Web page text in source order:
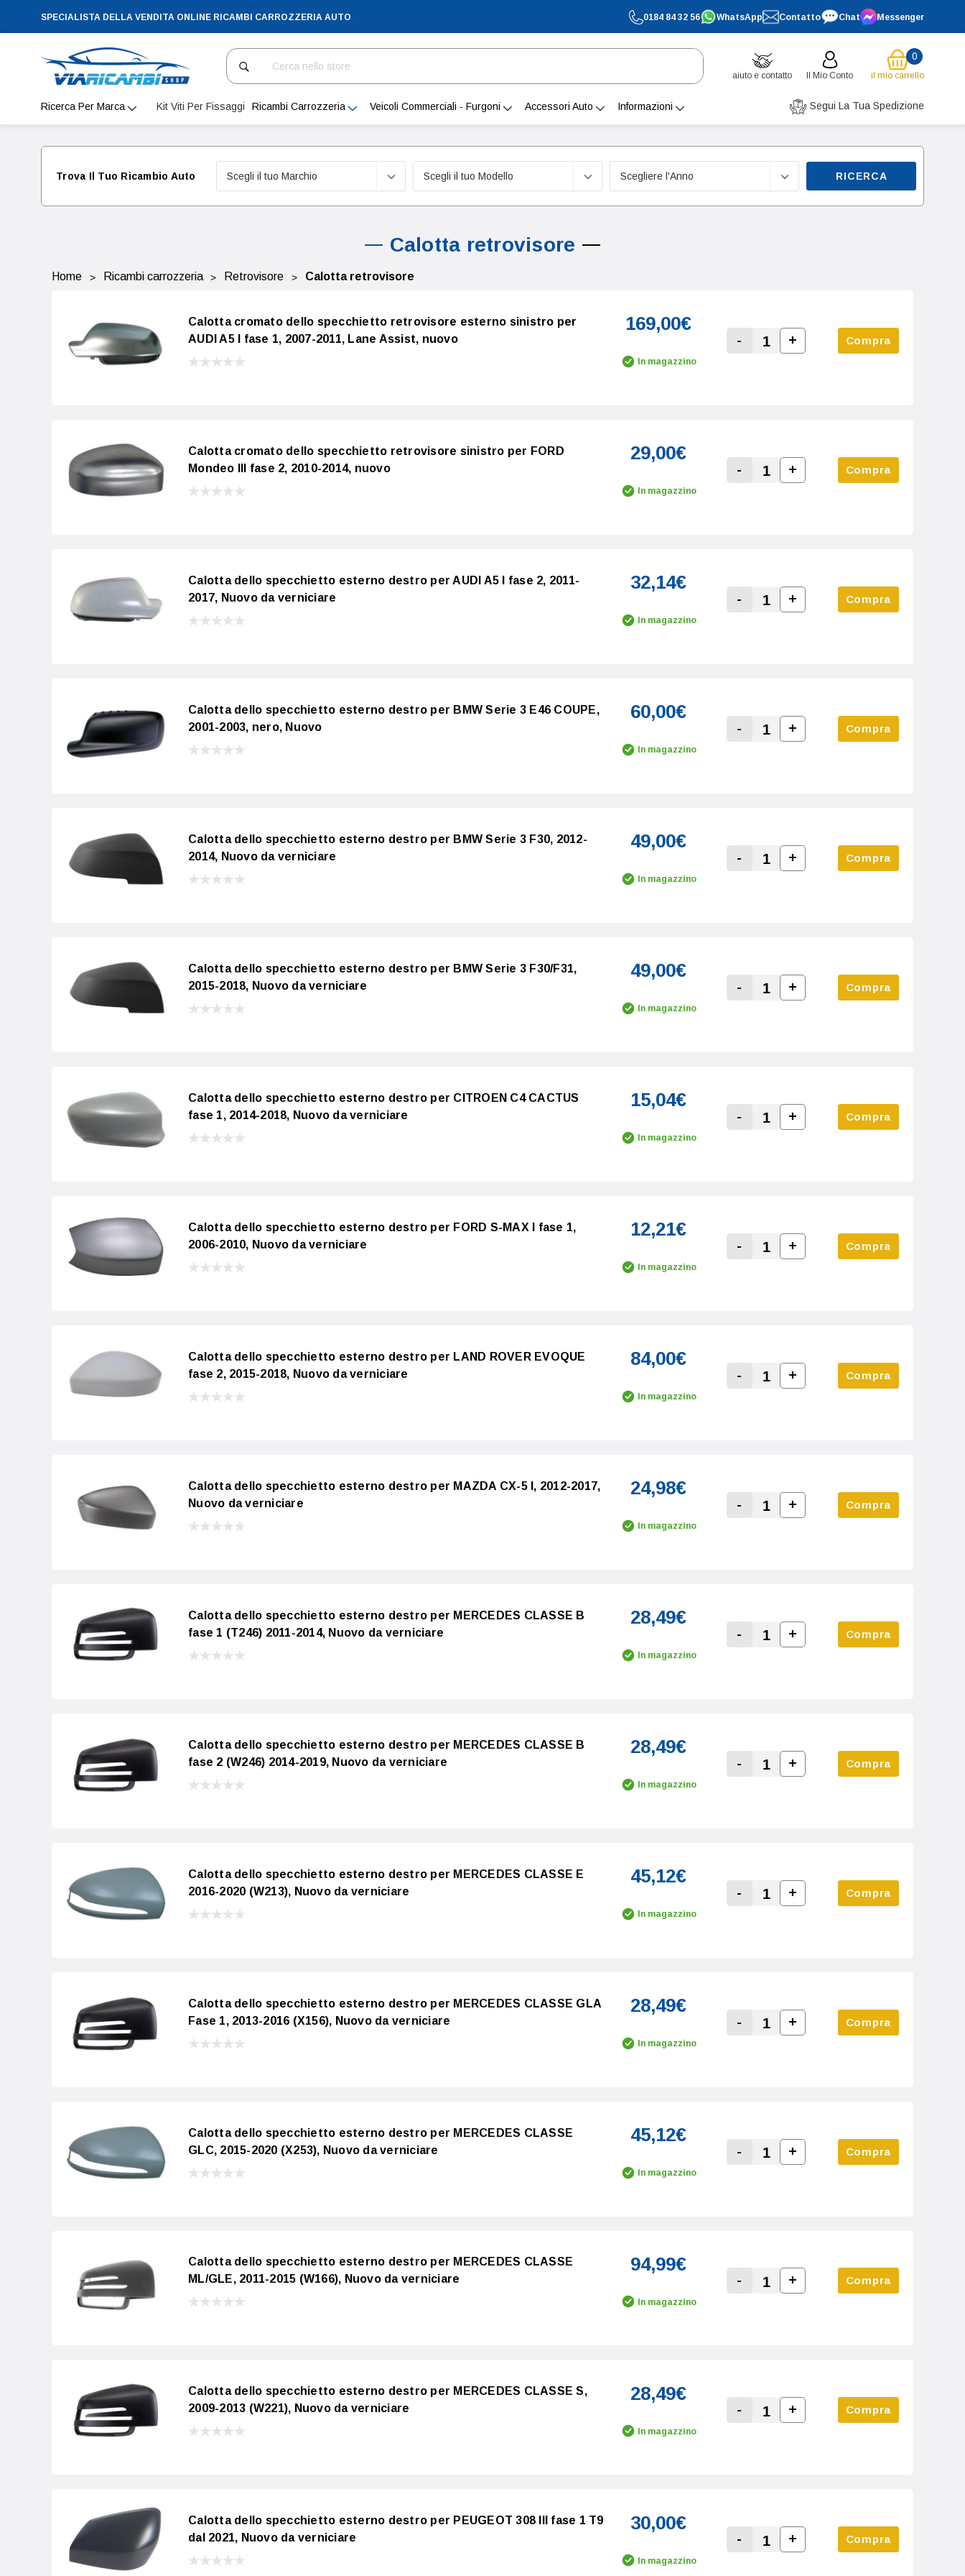
SPECIALISTA DELLA VENDITA ONLINE RICAMBI CARROZZERIA AUTO 0184 84 32 56 WhatsApp Contatto Chat Messenger
Cerca
aiuto e contatto Il Mio Conto
0
il mio carrello
Ricerca Per Marca Kit Viti Per Fissaggi Ricambi Carrozzeria Veicoli Commerciali - Furgoni Accessori Auto Informazioni Segui La Tua Spedizione
Trova Il Tuo Ricambio Auto RICERCA
Calotta retrovisore
Home Ricambi carrozzeria Retrovisore Calotta retrovisore
Calotta cromato dello specchietto retrovisore esterno sinistro per
AUDI A5 I fase 1, 2007-2011, Lane Assist, nuovo
169,00€
In magazzino Decrease Quantity:
-
Increase Quantity:
+ Compra
Calotta cromato dello specchietto retrovisore sinistro per FORD
Mondeo III fase 2, 2010-2014, nuovo
29,00€
In magazzino Decrease Quantity:
-
Increase Quantity:
+ Compra
Calotta dello specchietto esterno destro per AUDI A5 I fase 2, 2011-
2017, Nuovo da verniciare
32,14€
In magazzino Decrease Quantity:
-
Increase Quantity:
+ Compra
Calotta dello specchietto esterno destro per BMW Serie 3 E46 COUPE,
2001-2003, nero, Nuovo
60,00€
In magazzino Decrease Quantity:
-
Increase Quantity:
+ Compra
Calotta dello specchietto esterno destro per BMW Serie 3 F30, 2012-
2014, Nuovo da verniciare
49,00€
In magazzino Decrease Quantity:
-
Increase Quantity:
+ Compra
Calotta dello specchietto esterno destro per BMW Serie 3 F30/F31,
2015-2018, Nuovo da verniciare
49,00€
In magazzino Decrease Quantity:
-
Increase Quantity:
+ Compra
Calotta dello specchietto esterno destro per CITROEN C4 CACTUS
fase 1, 2014-2018, Nuovo da verniciare
15,04€
In magazzino Decrease Quantity:
-
Increase Quantity:
+ Compra
Calotta dello specchietto esterno destro per FORD S-MAX I fase 1,
2006-2010, Nuovo da verniciare
12,21€
In magazzino Decrease Quantity:
-
Increase Quantity:
+ Compra
Calotta dello specchietto esterno destro per LAND ROVER EVOQUE
fase 2, 2015-2018, Nuovo da verniciare
84,00€
In magazzino Decrease Quantity:
-
Increase Quantity:
+ Compra
Calotta dello specchietto esterno destro per MAZDA CX-5 I, 2012-2017,
Nuovo da verniciare
24,98€
In magazzino Decrease Quantity:
-
Increase Quantity:
+ Compra
Calotta dello specchietto esterno destro per MERCEDES CLASSE B
fase 1 (T246) 2011-2014, Nuovo da verniciare
28,49€
In magazzino Decrease Quantity:
-
Increase Quantity:
+ Compra
Calotta dello specchietto esterno destro per MERCEDES CLASSE B
fase 2 (W246) 2014-2019, Nuovo da verniciare
28,49€
In magazzino Decrease Quantity:
-
Increase Quantity:
+ Compra
Calotta dello specchietto esterno destro per MERCEDES CLASSE E
2016-2020 (W213), Nuovo da verniciare
45,12€
In magazzino Decrease Quantity:
-
Increase Quantity:
+ Compra
Calotta dello specchietto esterno destro per MERCEDES CLASSE GLA
Fase 1, 2013-2016 (X156), Nuovo da verniciare
28,49€
In magazzino Decrease Quantity:
-
Increase Quantity:
+ Compra
Calotta dello specchietto esterno destro per MERCEDES CLASSE
GLC, 2015-2020 (X253), Nuovo da verniciare
45,12€
In magazzino Decrease Quantity:
-
Increase Quantity:
+ Compra
Calotta dello specchietto esterno destro per MERCEDES CLASSE
ML/GLE, 2011-2015 (W166), Nuovo da verniciare
94,99€
In magazzino
-
Increase Quantity:
+ Compra
Calotta dello specchietto esterno destro per MERCEDES CLASSE S,
2009-2013 (W221), Nuovo da verniciare
28,49€
In magazzino
-
Increase Quantity:
+ Compra
Calotta dello specchietto esterno destro per PEUGEOT 308 III fase 1 T9
dal 2021, Nuovo da verniciare
30,00€
In magazzino Decrease Quantity:
-
Increase Quantity:
+ Compra